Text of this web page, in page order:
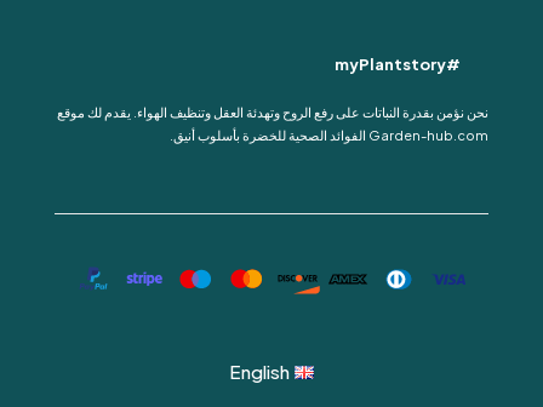
#myPlantstory
نحن نؤمن بقدرة النباتات على رفع الروح وتهدئة العقل وتنظيف الهواء. يقدم لك موقع
Garden-hub.com الفوائد الصحية للخضرة بأسلوب أنيق.
English